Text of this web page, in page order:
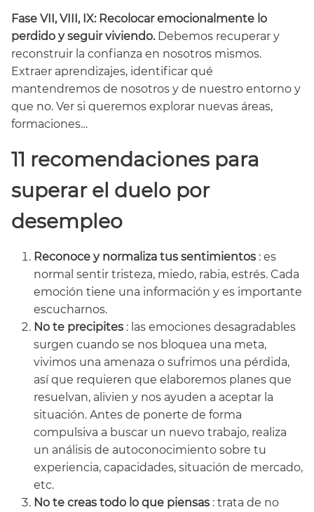
Fase VII, VIII, IX: Recolocar emocionalmente lo
perdido y seguir viviendo. Debemos recuperar y
reconstruir la confianza en nosotros mismos.
Extraer aprendizajes, identificar qué
mantendremos de nosotros y de nuestro entorno y
que no. Ver si queremos explorar nuevas áreas,
formaciones…
11 recomendaciones para
superar el duelo por
desempleo
Reconoce y normaliza tus sentimientos : es
normal sentir tristeza, miedo, rabia, estrés. Cada
emoción tiene una información y es importante
escucharnos.
No te precipites : las emociones desagradables
surgen cuando se nos bloquea una meta,
vivimos una amenaza o sufrimos una pérdida,
así que requieren que elaboremos planes que
resuelvan, alivien y nos ayuden a aceptar la
situación. Antes de ponerte de forma
compulsiva a buscar un nuevo trabajo, realiza
un análisis de autoconocimiento sobre tu
experiencia, capacidades, situación de mercado,
etc.
No te creas todo lo que piensas : trata de no